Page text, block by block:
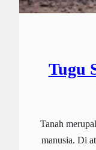
Tugu
Tanah
manusia. Di